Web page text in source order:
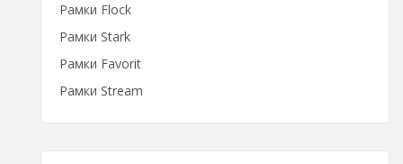
Рамки Flock
Рамки Stark
Рамки Favorit
Рамки Stream